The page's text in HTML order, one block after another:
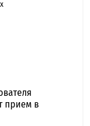
прием в